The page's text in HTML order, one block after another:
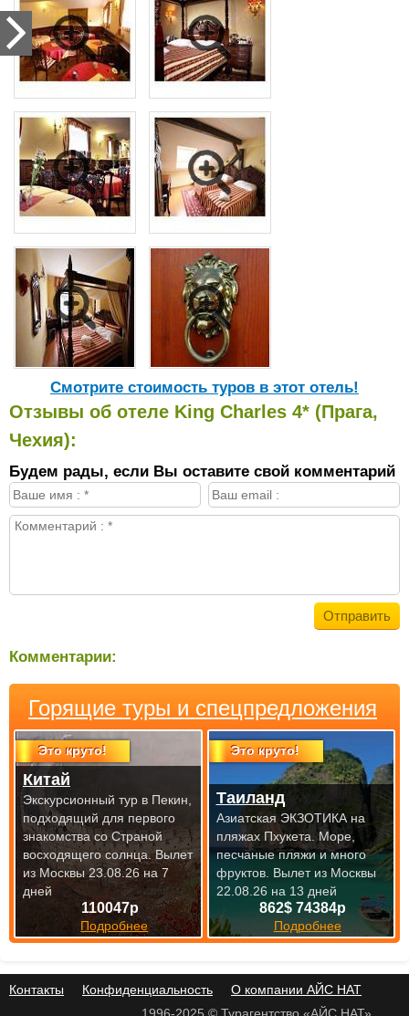
Cмотрите стоимость туров в этот отель!
Отзывы об отеле King Charles 4* (Прага,
Чехия):
Будем рады, если Вы оставите свой комментарий
Комментарии:
Горящие туры и спецпредложения
Это круто!
110047р
Подробнее
Китай
Экскурсионный тур в Пекин,
подходящий для первого
знакомства со Страной
восходящего солнца. Вылет
из Москвы 23.08.26 на 7
дней
Это круто!
862$ 74384р
Подробнее
Таиланд
Азиатская ЭКЗОТИКА на
пляжах Пхукета. Море,
песчаные пляжи и много
фруктов. Вылет из Москвы
22.08.26 на 13 дней
Контакты Конфиденциальность
О компании АЙС НАТ